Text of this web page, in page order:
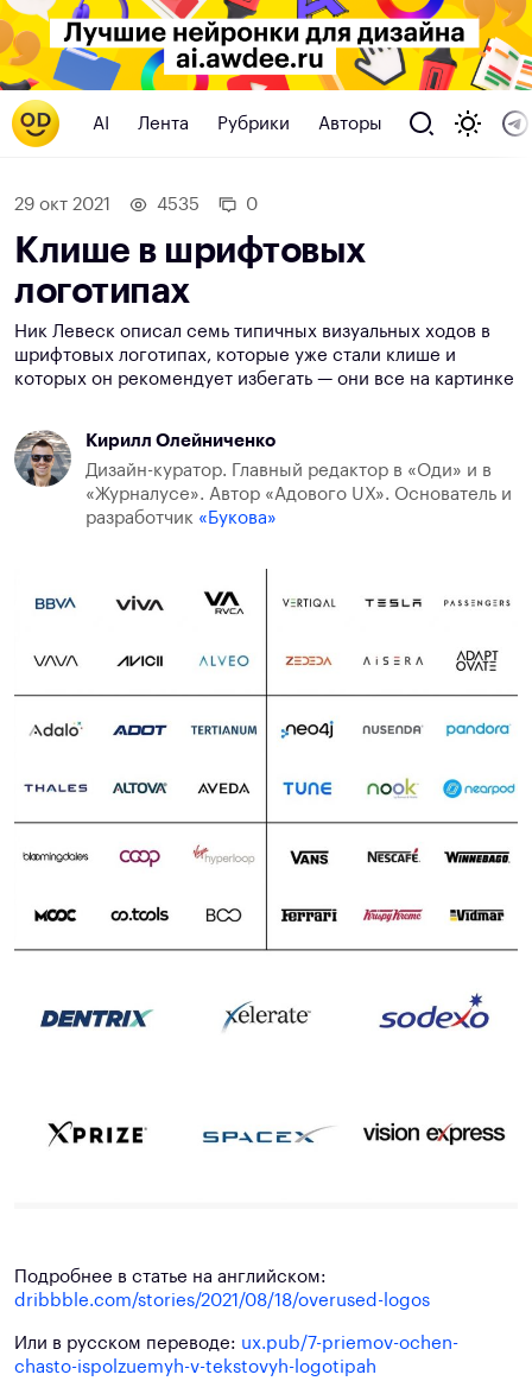
AI Лента Рубрики Авторы
29 окт 2021 4535 0
Клише в шрифтовых
логотипах
Ник Левеск описал семь типичных визуальных ходов в
шрифтовых логотипах, которые уже стали клише и
которых он рекомендует избегать — они все на картинке
Кирилл Олейниченко
Дизайн-куратор. Главный редактор в «Оди» и в
«Журналусе». Автор «Адового UX». Основатель и
разработчик «Букова»
Подробнее в статье на английском:
dribbble.com/stories/2021/08/18/overused-logos
Или в русском переводе: ux.pub/7-priemov-ochen-
chasto-ispolzuemyh-v-tekstovyh-logotipah